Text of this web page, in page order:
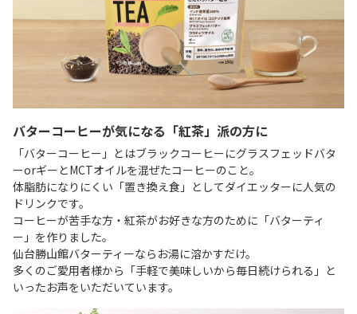
バターコーヒーが気になる「紅茶」派の方に
「バターコーヒー」とはブラックコーヒーにグラスフェッドバタ
ーorギーとMCTオイルを混ぜたコーヒーのこと。
体脂肪になりにくい「置き換え食」としてダイエッターに人気の
ドリンクです。
コーヒーが苦手な方・紅茶がお好きな方のために「バターティ
ー」を作りました。
仙台勝山館バターティーならお湯に溶かすだけ。
多くのご愛用者様から「手軽で美味しいから毎日続けられる」と
いったお声をいただいています。